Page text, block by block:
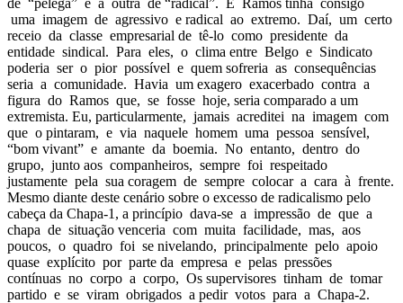
uma imagem de agressivo e radical ao extremo. Daí, um certo
receio da classe empresarial de tê-lo como presidente da
entidade sindical. Para eles, o clima entre Belgo e Sindicato
poderia ser o pior possível e quem sofreria as consequências
seria a comunidade. Havia um exagero exacerbado contra a
figura do Ramos que, se fosse hoje, seria comparado a um
extremista. Eu, particularmente, jamais acreditei na imagem com
que o pintaram, e via naquele homem uma pessoa sensível,
“bom vivant” e amante da boemia. No entanto, dentro do
grupo, junto aos companheiros, sempre foi respeitado
justamente pela sua coragem de sempre colocar a cara à frente.
Mesmo diante deste cenário sobre o excesso de radicalismo pelo
cabeça da Chapa-1, a princípio dava-se a impressão de que a
chapa de situação venceria com muita facilidade, mas, aos
poucos, o quadro foi se nivelando, principalmente pelo apoio
quase explícito por parte da empresa e pelas pressões
contínuas no corpo a corpo, Os supervisores tinham de tomar
partido e se viram obrigados a pedir votos para a Chapa-2.